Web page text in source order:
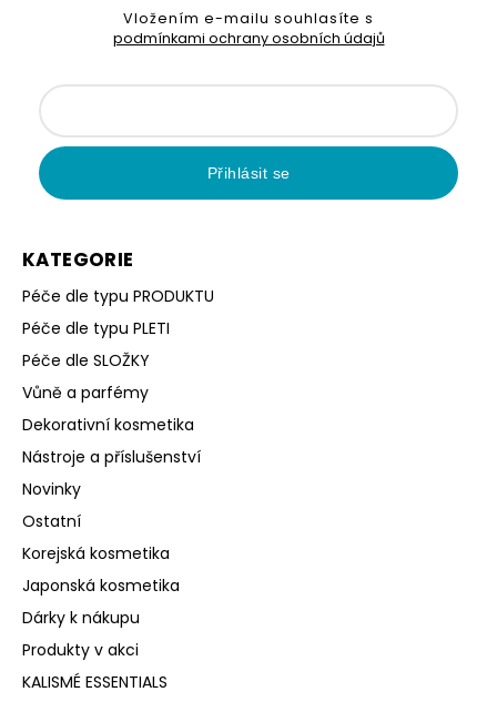
KATEGORIE
Péče dle typu PRODUKTU
Péče dle typu PLETI
Péče dle SLOŽKY
Vůně a parfémy
Dekorativní kosmetika
Nástroje a příslušenství
Novinky
Ostatní
Korejská kosmetika
Japonská kosmetika
Dárky k nákupu
Produkty v akci
KALISMÉ ESSENTIALS
Vložením e-mailu souhlasíte s
podmínkami ochrany osobních údajů
Přihlásit se